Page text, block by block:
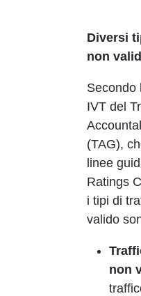
Diversi
non
Secondo
IVT del
(TAG),
linee
Ratings
i tipi di
valido
non